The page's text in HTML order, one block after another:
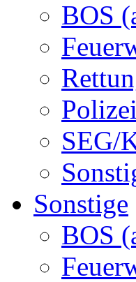
BOS
Polizei
SEG/
Sonstige
BOS